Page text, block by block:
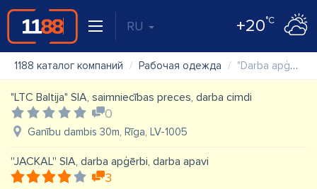
RU +20°C
1188 каталог компаний Рабочая одежда "Darba apģērbu serviss" SIA
"LTC Baltija" SIA, saimniecības preces, darba cimdi
0
Ganību dambis 30m, Rīga, LV-1005
''JACKAL'' SIA, darba apģērbi, darba apavi
3